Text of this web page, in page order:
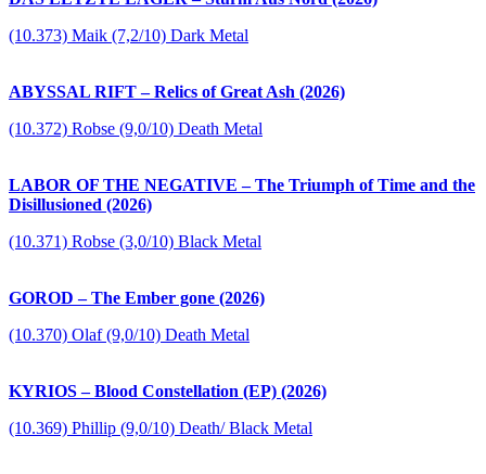
(10.373) Maik (7,2/10) Dark Metal
ABYSSAL RIFT – Relics of Great Ash (2026)
(10.372) Robse (9,0/10) Death Metal
LABOR OF THE NEGATIVE – The Triumph of Time and the
Disillusioned (2026)
(10.371) Robse (3,0/10) Black Metal
GOROD – The Ember gone (2026)
(10.370) Olaf (9,0/10) Death Metal
KYRIOS – Blood Constellation (EP) (2026)
(10.369) Phillip (9,0/10) Death/ Black Metal